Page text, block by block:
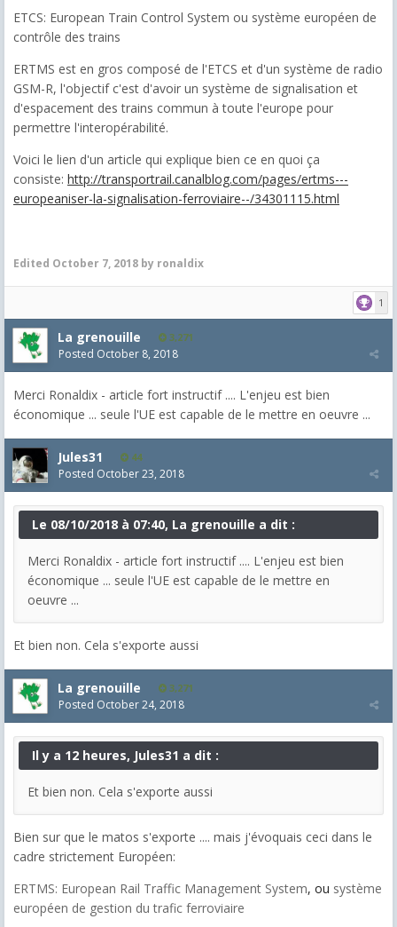
ETCS: European Train Control System ou système européen de
contrôle des trains
ERTMS est en gros composé de l'ETCS et d'un système de radio
GSM-R, l'objectif c'est d'avoir un système de signalisation et
d'espacement des trains commun à toute l'europe pour
permettre l'interopérabilité.
Voici le lien d'un article qui explique bien ce en quoi ça
consiste: http://transportrail.canalblog.com/pages/ertms---
europeaniser-la-signalisation-ferroviaire--/34301115.html
Edited October 7, 2018 by ronaldix
1
La grenouille 3,271
Posted October 8, 2018
Merci Ronaldix - article fort instructif .... L'enjeu est bien
économique ... seule l'UE est capable de le mettre en oeuvre ...
Jules31 44
Posted October 23, 2018
Le 08/10/2018 à 07:40, La grenouille a dit :
Merci Ronaldix - article fort instructif .... L'enjeu est bien
économique ... seule l'UE est capable de le mettre en
oeuvre ...
Et bien non. Cela s'exporte aussi
La grenouille 3,271
Posted October 24, 2018
Il y a 12 heures, Jules31 a dit :
Et bien non. Cela s'exporte aussi
Bien sur que le matos s'exporte .... mais j'évoquais ceci dans le
cadre strictement Européen:
ERTMS: European Rail Traffic Management System, ou système
européen de gestion du trafic ferroviaire